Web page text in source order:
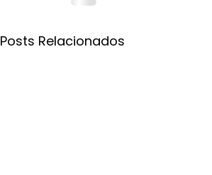
Posts Relacionados